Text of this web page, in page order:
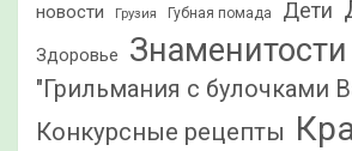
новости
Грузия Губная помада Дети
Здоровье Знаменитости
"Грильмания с булочками
Конкурсные рецепты